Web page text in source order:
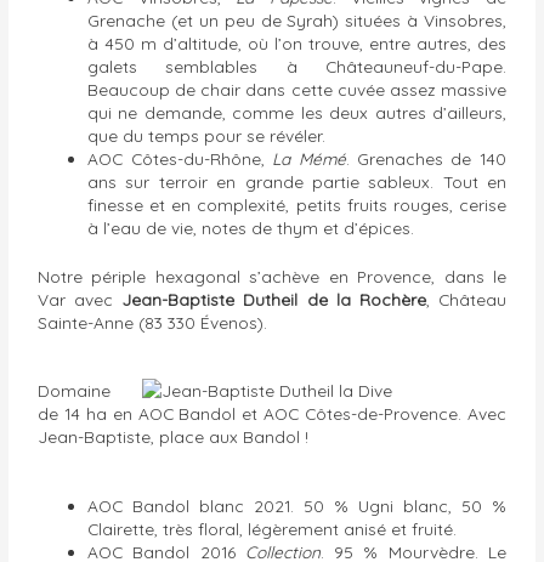
Grenache (et un peu de Syrah) situées à Vinsobres,
à 450 m d’altitude, où l’on trouve, entre autres, des
galets semblables à Châteauneuf-du-Pape.
Beaucoup de chair dans cette cuvée assez massive
qui ne demande, comme les deux autres d’ailleurs,
que du temps pour se révéler.
AOC Côtes-du-Rhône, La Mémé. Grenaches de 140
ans sur terroir en grande partie sableux. Tout en
finesse et en complexité, petits fruits rouges, cerise
à l’eau de vie, notes de thym et d’épices.
Notre périple hexagonal s’achève en Provence, dans le
Var avec Jean-Baptiste Dutheil de la Rochère, Château
Sainte-Anne (83 330 Évenos).
Domaine
de 14 ha en AOC Bandol et AOC Côtes-de-Provence. Avec
Jean-Baptiste, place aux Bandol !
AOC Bandol blanc 2021. 50 % Ugni blanc, 50 %
Clairette, très floral, légèrement anisé et fruité.
AOC Bandol 2016 Collection. 95 % Mourvèdre. Le